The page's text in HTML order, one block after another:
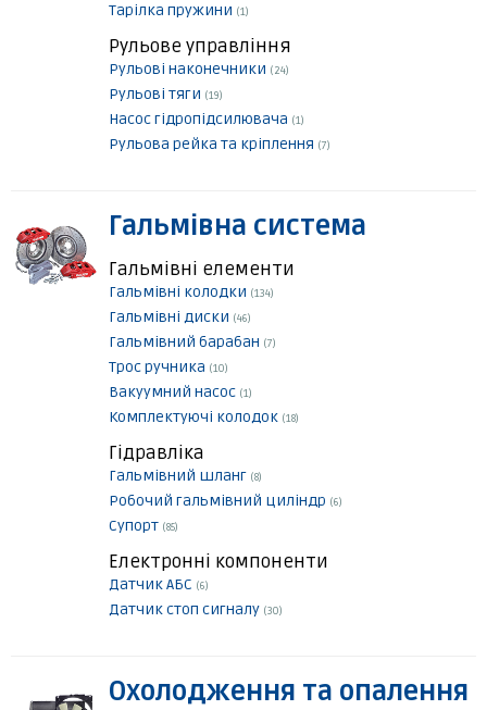
Тарілка пружини (1)
Рульове управління
Рульові наконечники (24)
Рульові тяги (19)
Насос гідропідсилювача (1)
Рульова рейка та кріплення (7)
Гальмівна система
Гальмівні елементи
Гальмівні колодки (134)
Гальмівні диски (46)
Гальмівний барабан (7)
Трос ручника (10)
Вакуумний насос (1)
Комплектуючі колодок (18)
Гідравліка
Гальмівний шланг (8)
Робочий гальмівний циліндр (6)
Супорт (85)
Електронні компоненти
Датчик АБС (6)
Датчик стоп сигналу (30)
Охолодження та опалення